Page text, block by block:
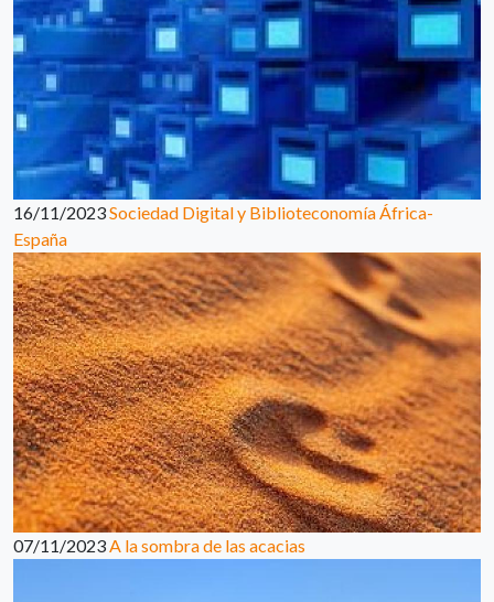
16/11/2023Sociedad Digital y Biblioteconomía África-
España
07/11/2023A la sombra de las acacias